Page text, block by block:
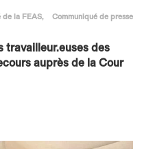
la FEAS Communiqué de presse
travailleur.euses des
auprès de la Cour